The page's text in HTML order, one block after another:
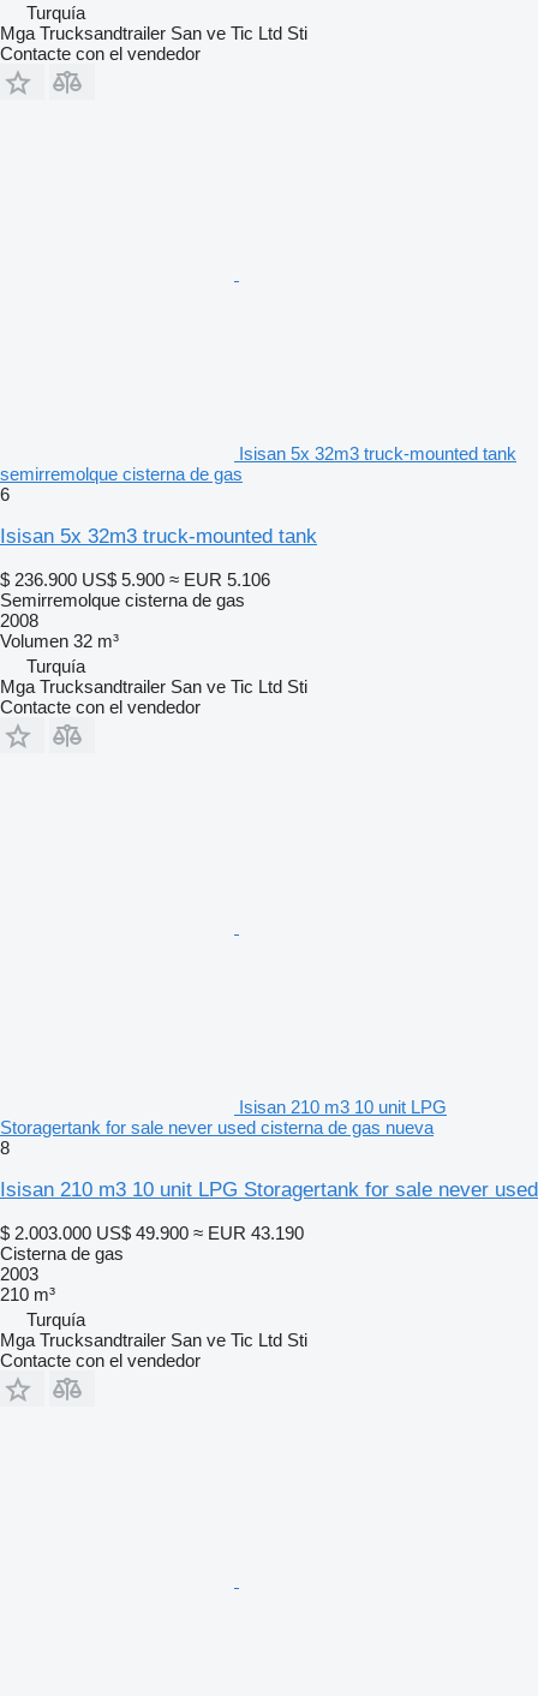
Turquía
Mga Trucksandtrailer San ve Tic Ltd Sti
Contacte con el vendedor
Isisan 5x 32m3 truck-mounted tank
semirremolque cisterna de gas
6
Isisan 5x 32m3 truck-mounted tank
$ 236.900 US$ 5.900 ≈ EUR 5.106
Semirremolque cisterna de gas
2008
Volumen 32 m³
Turquía
Mga Trucksandtrailer San ve Tic Ltd Sti
Contacte con el vendedor
Isisan 210 m3 10 unit LPG
Storagertank for sale never used cisterna de gas nueva
8
Isisan 210 m3 10 unit LPG Storagertank for sale never used
$ 2.003.000 US$ 49.900 ≈ EUR 43.190
Cisterna de gas
2003
210 m³
Turquía
Mga Trucksandtrailer San ve Tic Ltd Sti
Contacte con el vendedor